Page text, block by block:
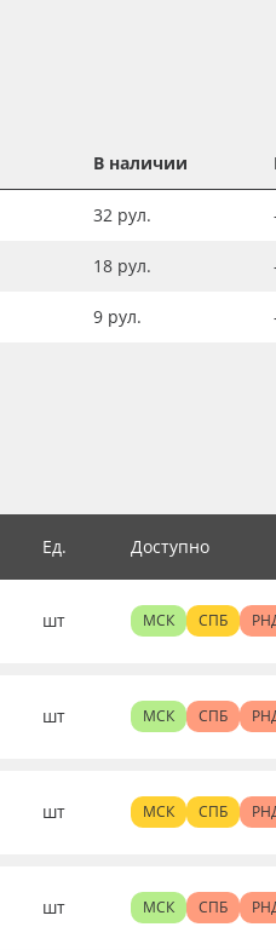
В наличии
32 рул.
18 рул.
9 рул.
Ед. Доступно
шт МСК СПБ
шт МСК СПБ
шт МСК СПБ
шт МСК СПБ